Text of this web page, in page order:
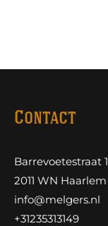
Contact
Barrevoetestraat
2011 WN Haarlem
info@melgers.nl
+31235313149